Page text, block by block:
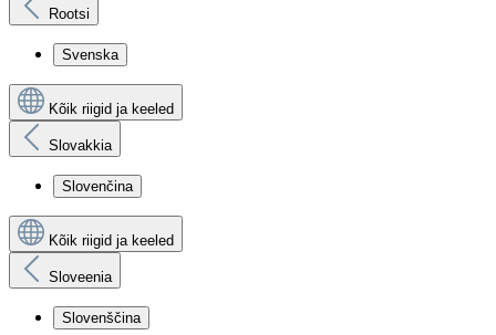
Rootsi
Svenska
Kõik riigid ja keeled
Slovakkia
Slovenčina
Kõik riigid ja keeled
Sloveenia
Slovenščina